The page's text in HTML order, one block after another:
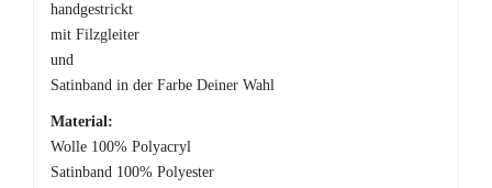
handgestrickt
mit Filzgleiter
und
Satinband in der Farbe Deiner Wahl
Material:
Wolle 100% Polyacryl
Satinband 100% Polyester